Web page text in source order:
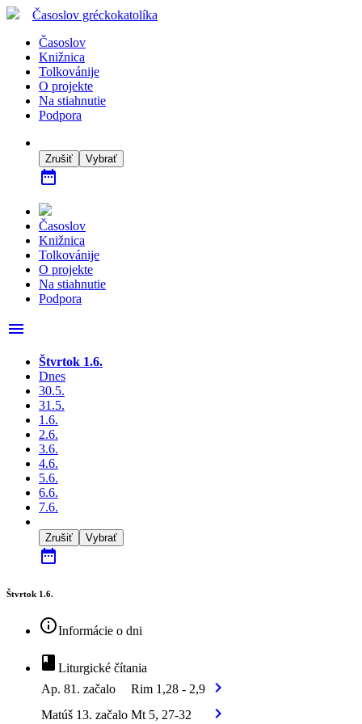
Časoslov gréckokatolíka
Časoslov
Knižnica
Tolkovánije
O projekte
Na stiahnutie
Podpora
Zrušiť Vybrať
date_range
Časoslov
Knižnica
Tolkovánije
O projekte
Na stiahnutie
Podpora
menu
Štvrtok 1.6.
Dnes
30.5.
31.5.
1.6.
2.6.
3.6.
4.6.
5.6.
6.6.
7.6.
Zrušiť Vybrať
date_range
Štvrtok 1.6.
info_outlineInformácie o dni
book Liturgické čítania
Ap. 81. začalo
Rim 1,28 - 2,9 chevron_right
Matúš 13. začalo Mt 5, 27-32
chevron_right